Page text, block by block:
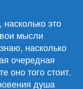
это
мысли
насколько
очередная
оно того стоит.
душа